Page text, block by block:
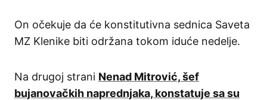
On očekuje da će konstitutivna sednica Saveta
MZ Klenike biti održana tokom iduće nedelje.
Na drugoj strani Nenad Mitrović, šef
bujanovačkih naprednjaka, konstatuje sa su